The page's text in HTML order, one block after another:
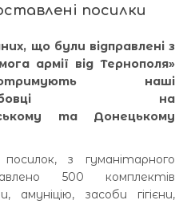
посилки
що були відправлені з
армії від Тернополя»
наші
на
та Донецькому
з гуманітарного
500 комплектів
амуніцію, засоби гігієни,